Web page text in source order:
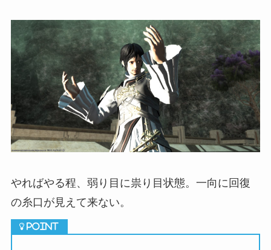
やればやる程、弱り目に祟り目状態。一向に回復
の糸口が見えて来ない。